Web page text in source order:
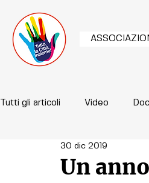
Tutti gli articoli Video
Un
30 dic 2019